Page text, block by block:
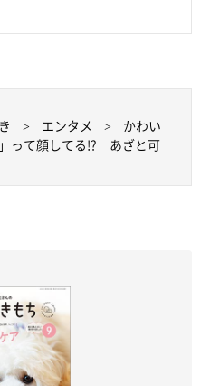
エンタメ
かわい
」って顔してる!? あざと可